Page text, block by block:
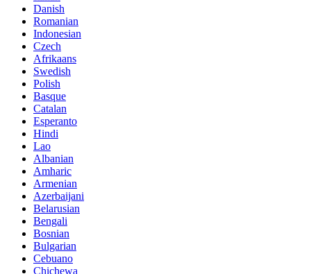
Danish
Romanian
Indonesian
Czech
Afrikaans
Swedish
Polish
Basque
Catalan
Esperanto
Hindi
Lao
Albanian
Amharic
Armenian
Azerbaijani
Belarusian
Bengali
Bosnian
Bulgarian
Cebuano
Chichewa